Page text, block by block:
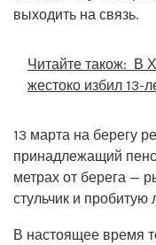
выходить на связь.
Читайте також: В
жестоко избил 13-
13 марта на берегу
принадлежащий
метрах от берега —
стульчик и пробитую
В настоящее время